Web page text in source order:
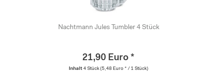
Nachtmann Jules Tumbler 4 Stück
21,90 Euro *
Inhalt 4 Stück (5,48 Euro * / 1 Stück)